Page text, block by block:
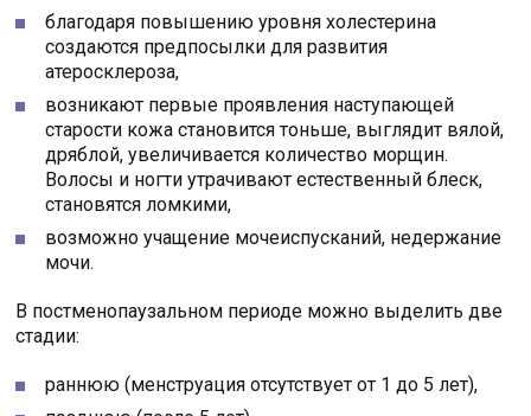
благодаря повышению уровня холестерина
создаются предпосылки для развития
атеросклероза,
возникают первые проявления наступающей
старости кожа становится тоньше, выглядит вялой,
дряблой, увеличивается количество морщин.
Волосы и ногти утрачивают естественный блеск,
становятся ломкими,
возможно учащение мочеиспусканий, недержание
мочи.
В постменопаузальном периоде можно выделить две
стадии:
раннюю (менструация отсутствует от 1 до 5 лет),